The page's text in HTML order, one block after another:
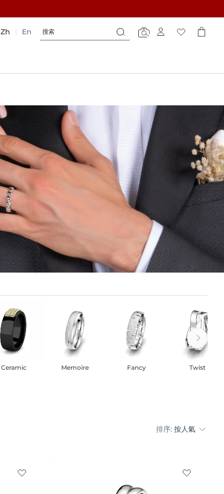
Zh
En
搜
索
索
Ceramic Memoire Fancy Twist
排序: 按人氣